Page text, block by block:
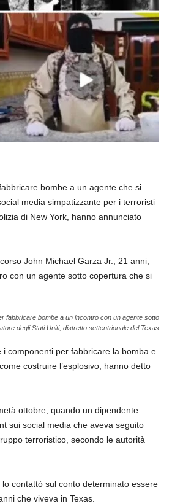
bombe a un agente che si
media simpatizzante per i terroristi
di New York, hanno annunciato
John Michael Garza Jr., 21 anni,
con un agente sotto copertura che si
fabbricare bombe a un incontro con un agente sotto
degli Stati Uniti, distretto settentrionale del Texas
componenti per fabbricare la bomba e
costruire l’esplosivo, hanno detto
ottobre, quando un dipendente
sui social media che aveva seguito
terroristico, secondo le autorità
contattò sul conto determinato essere
che viveva in Texas.